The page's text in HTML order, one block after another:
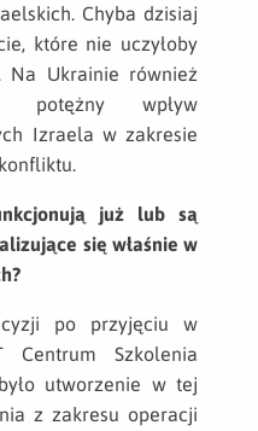
Chyba dzisiaj
które nie uczyłoby
Ukrainie również
potężny wpływ
Izraela w zakresie
już lub są
się właśnie w
po przyjęciu w
Centrum Szkolenia
utworzenie w tej
z zakresu operacji